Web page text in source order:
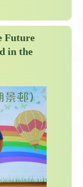
Future
in the